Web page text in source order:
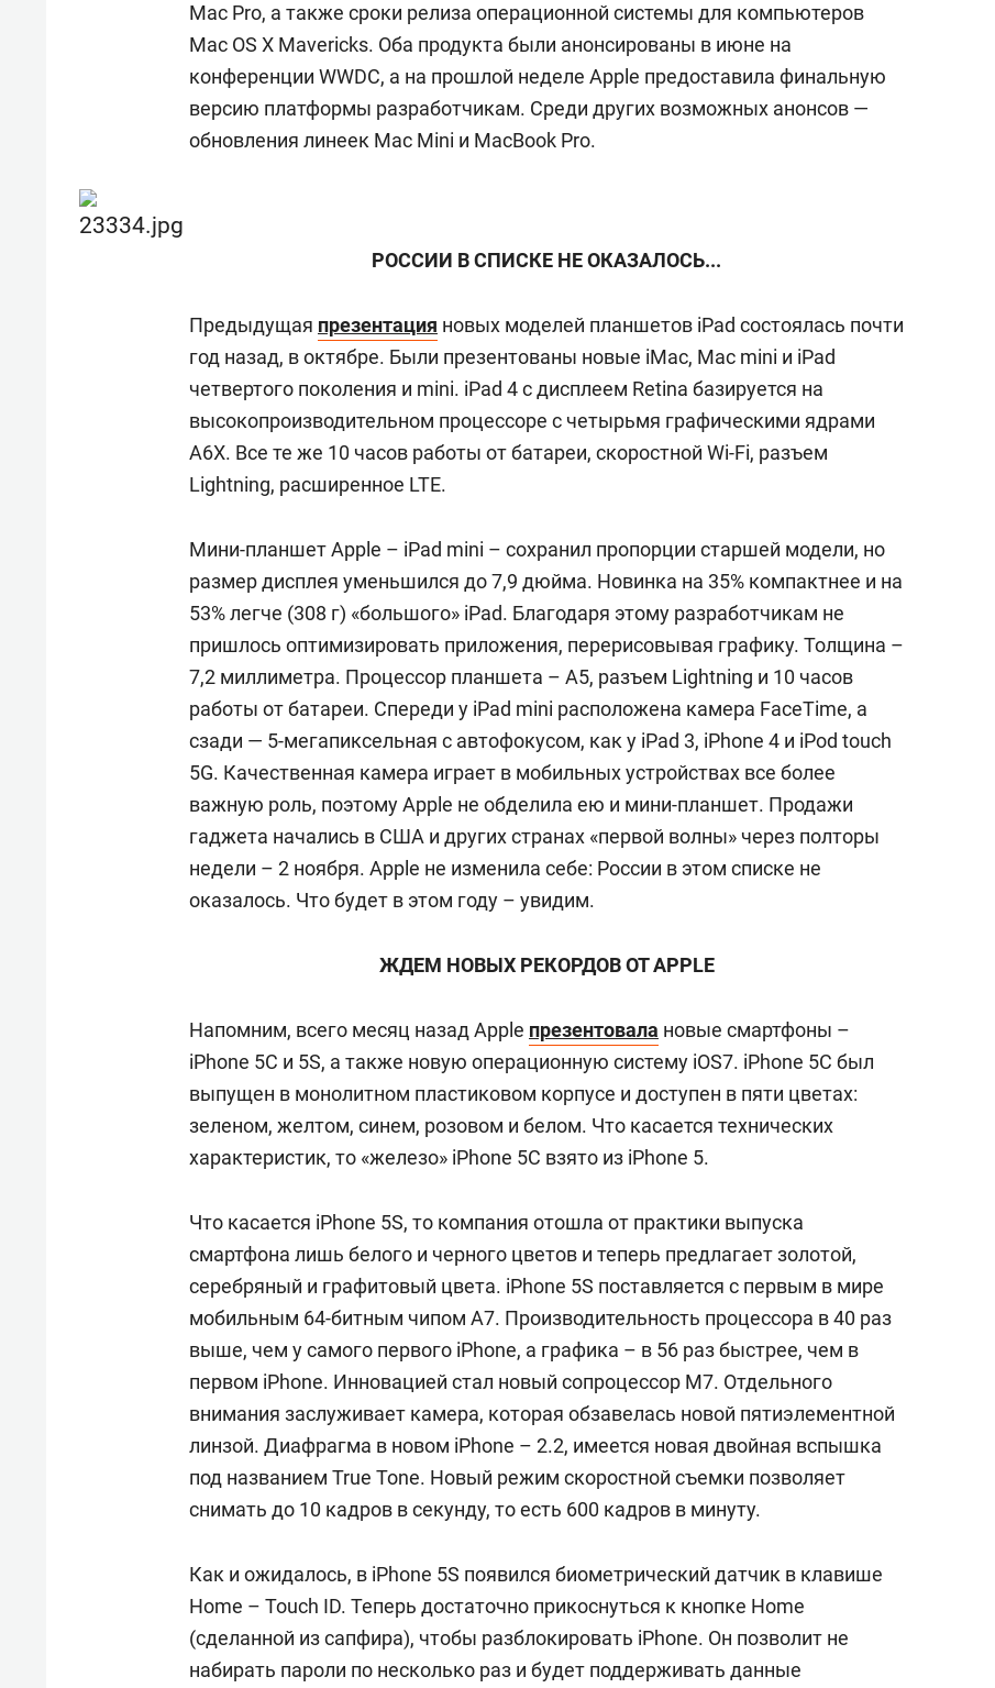
Mac Pro, а также сроки релиза операционной системы для компьютеров
Mac OS X Mavericks. Оба продукта были анонсированы в июне на
конференции WWDC, а на прошлой неделе Apple предоставила финальную
версию платформы разработчикам. Среди других возможных анонсов —
обновления линеек Mac Mini и MacBook Pro.
РОССИИ В СПИСКЕ НЕ ОКАЗАЛОСЬ...
Предыдущая презентация новых моделей планшетов iPad состоялась почти
год назад, в октябре. Были презентованы новые iMac, Mac mini и iPad
четвертого поколения и mini. iPad 4 с дисплеем Retina базируется на
высокопроизводительном процессоре с четырьмя графическими ядрами
A6X. Все те же 10 часов работы от батареи, скоростной Wi-Fi, разъем
Lightning, расширенное LTE.
Мини-планшет Apple – iPad mini – сохранил пропорции старшей модели, но
размер дисплея уменьшился до 7,9 дюйма. Новинка на 35% компактнее и на
53% легче (308 г) «большого» iPad. Благодаря этому разработчикам не
пришлось оптимизировать приложения, перерисовывая графику. Толщина –
7,2 миллиметра. Процессор планшета – А5, разъем Lightning и 10 часов
работы от батареи. Спереди у iPad mini расположена камера FaceTime, а
сзади — 5-мегапиксельная с автофокусом, как у iPad 3, iPhone 4 и iPod touch
5G. Качественная камера играет в мобильных устройствах все более
важную роль, поэтому Apple не обделила ею и мини-планшет. Продажи
гаджета начались в США и других странах «первой волны» через полторы
недели – 2 ноября. Apple не изменила себе: России в этом списке не
оказалось. Что будет в этом году – увидим.
ЖДЕМ НОВЫХ РЕКОРДОВ ОТAPPLE
Напомним, всего месяц назад Apple презентовала новые смартфоны –
iPhone 5C и 5S, а также новую операционную систему iOS7. iPhone 5С был
выпущен в монолитном пластиковом корпусе и доступен в пяти цветах:
зеленом, желтом, синем, розовом и белом. Что касается технических
характеристик, то «железо» iPhone 5С взято из iPhone 5.
Что касается iPhone 5S, то компания отошла от практики выпуска
смартфона лишь белого и черного цветов и теперь предлагает золотой,
серебряный и графитовый цвета. iPhone 5S поставляется с первым в мире
мобильным 64-битным чипом А7. Производительность процессора в 40 раз
выше, чем у самого первого iPhone, а графика – в 56 раз быстрее, чем в
первом iPhone. Инновацией стал новый сопроцессор M7. Отдельного
внимания заслуживает камера, которая обзавелась новой пятиэлементной
линзой. Диафрагма в новом iPhone – 2.2, имеется новая двойная вспышка
под названием True Tone. Новый режим скоростной съемки позволяет
снимать до 10 кадров в секунду, то есть 600 кадров в минуту.
Как и ожидалось, в iPhone 5S появился биометрический датчик в клавише
Home – Touch ID. Теперь достаточно прикоснуться к кнопке Home
(сделанной из сапфира), чтобы разблокировать iPhone. Он позволит не
набирать пароли по несколько раз и будет поддерживать данные